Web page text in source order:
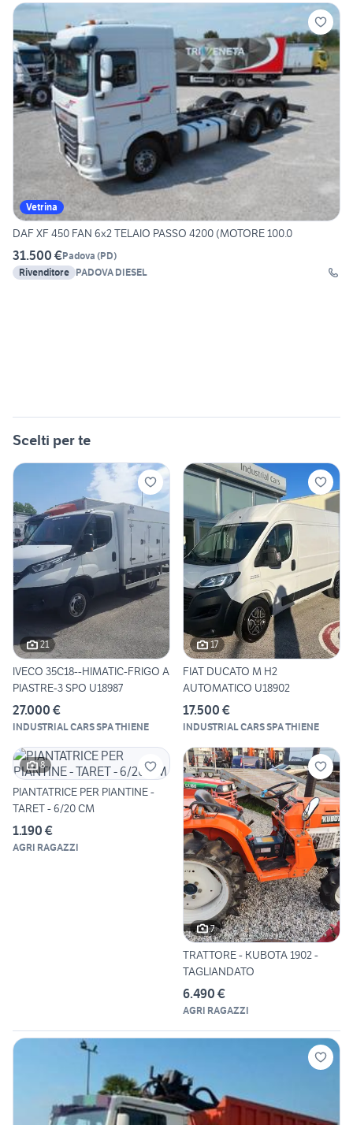
Vetrina
DAF XF 450 FAN 6x2 TELAIO PASSO 4200 (MOTORE 100.0
31.500 €Padova (PD)
Rivenditore PADOVA DIESEL
Scelti per te
21
IVECO 35C18--HIMATIC-FRIGO A
PIASTRE-3 SPO U18987
27.000 €
INDUSTRIAL CARS SPA THIENE
17
FIAT DUCATO M H2
AUTOMATICO U18902
17.500 €
INDUSTRIAL CARS SPA THIENE
8
PIANTATRICE PER PIANTINE -
TARET - 6/20 CM
1.190 €
AGRI RAGAZZI
7
TRATTORE - KUBOTA 1902 -
TAGLIANDATO
6.490 €
AGRI RAGAZZI